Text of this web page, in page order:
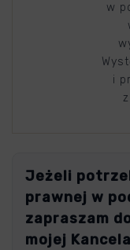
w
i
Jeżeli
prawnej w
zapraszam
mojej